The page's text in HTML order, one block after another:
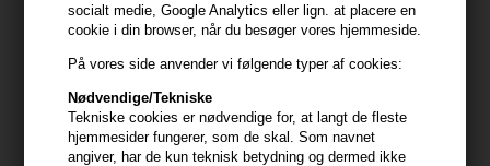
socialt medie, Google Analytics eller lign. at placere en
cookie i din browser, når du besøger vores hjemmeside.
På vores side anvender vi følgende typer af cookies:
Nødvendige/Tekniske
Tekniske cookies er nødvendige for, at langt de fleste
hjemmesider fungerer, som de skal. Som navnet
angiver, har de kun teknisk betydning og dermed ikke
Anvendelse
- Sprøjt jævnt på håndklædetørt hår
- Fokuser på hårrødderne for ekstra løft
- Kæm produktet igennem håret for jævn fordeling
- Føntør håret for maksimal volumen
- Gnid blidt håret med hænderne for ekstra fylde